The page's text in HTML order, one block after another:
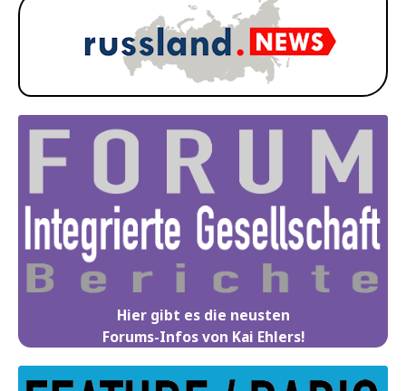
Hier gibt es die neusten
Forums-Infos von Kai Ehlers!